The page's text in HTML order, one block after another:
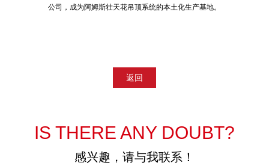
公司，成为阿姆斯壮天花吊顶系统的本土化生产基地。
返回
IS THERE ANY DOUBT?
感兴趣，请与我联系！